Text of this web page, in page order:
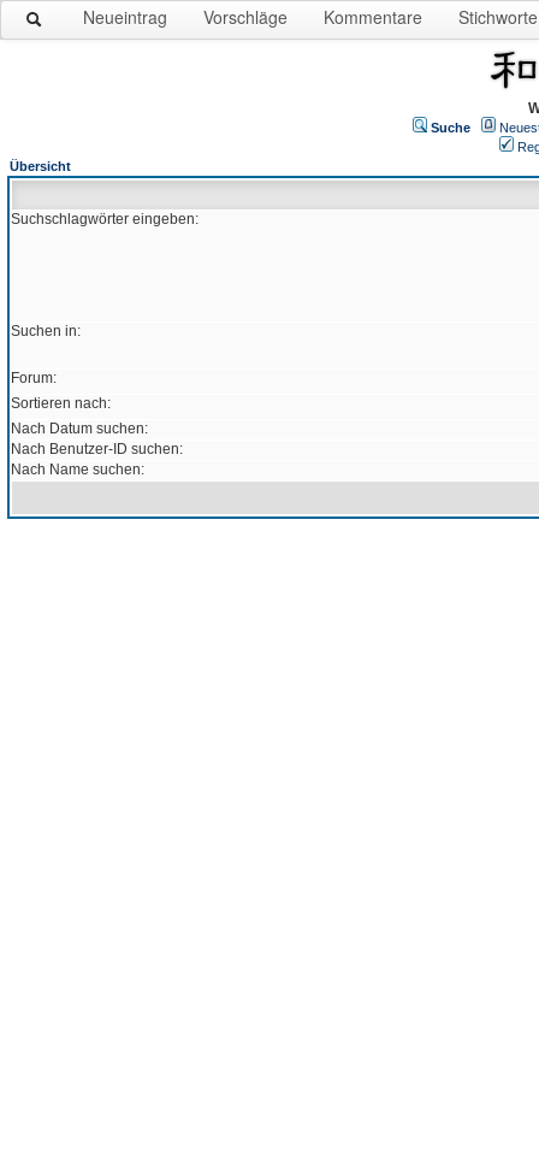
Neueintrag Vorschläge Kommentare Stichworte
Suche
Übersicht
Suchschlagwörter eingeben:
Suchen in:
Forum:
Sortieren nach:
Nach Datum suchen:
Nach Benutzer-ID suchen:
Nach Name suchen: